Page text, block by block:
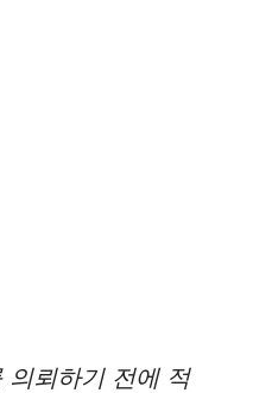
의뢰하기 전에 적